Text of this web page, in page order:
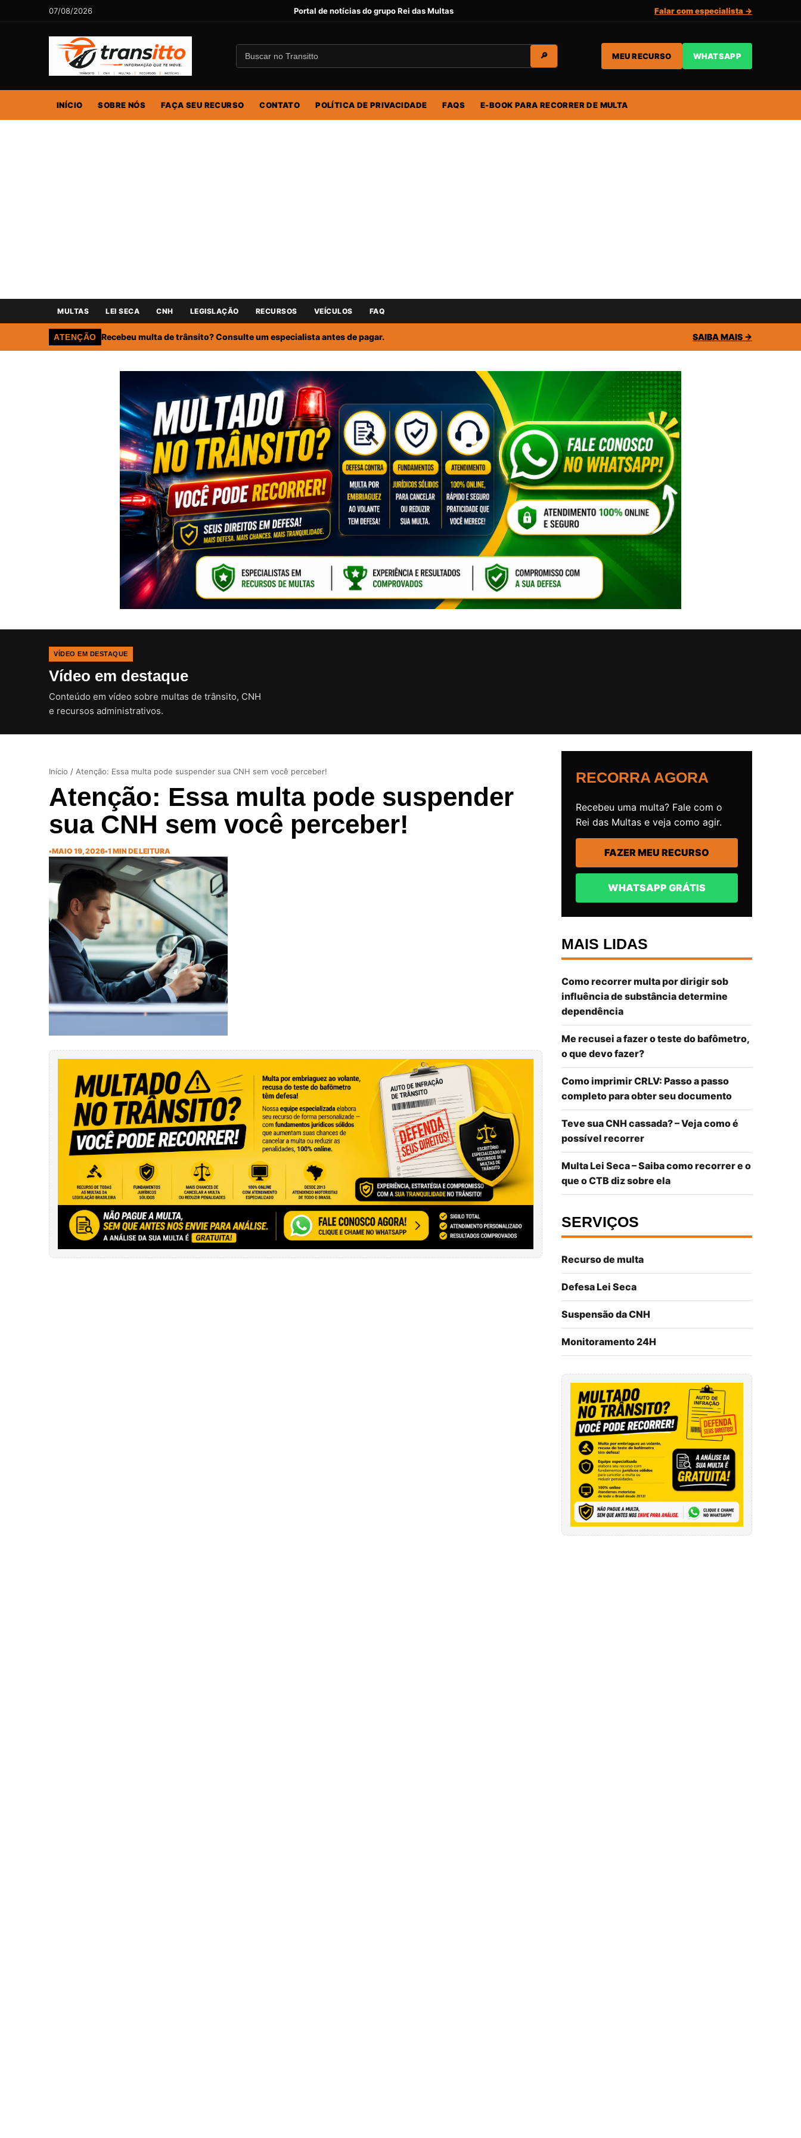
07/08/2026 Portal de notícias do grupo Rei das Multas Falar com especialista →
🔎 MEU RECURSO WHATSAPP
INÍCIO SOBRE NÓS FAÇA SEU RECURSO CONTATO POLÍTICA DE PRIVACIDADE FAQS E-BOOK PARA RECORRER DE MULTA
MULTAS LEI SECA CNH LEGISLAÇÃO RECURSOS VEÍCULOS FAQ
ATENÇÃO Recebeu multa de trânsito? Consulte um especialista antes de pagar. SAIBA MAIS →
VÍDEO EM DESTAQUE
Vídeo em destaque
Conteúdo em vídeo sobre multas de trânsito, CNH
e recursos administrativos.
Início / Atenção: Essa multa pode suspender sua CNH sem você perceber!
Atenção: Essa multa pode suspender
sua CNH sem você perceber!
•MAIO 19, 2026•1 MIN DE LEITURA
RECORRA AGORA
Recebeu uma multa? Fale com o
Rei das Multas e veja como agir.
FAZER MEU RECURSO
WHATSAPP GRÁTIS
MAIS LIDAS
Como recorrer multa por dirigir sob
influência de substância determine
dependência
Me recusei a fazer o teste do bafômetro,
o que devo fazer?
Como imprimir CRLV: Passo a passo
completo para obter seu documento
Teve sua CNH cassada? – Veja como é
possível recorrer
Multa Lei Seca – Saiba como recorrer e o
que o CTB diz sobre ela
SERVIÇOS
Recurso de multa
Defesa Lei Seca
Suspensão da CNH
Monitoramento 24H